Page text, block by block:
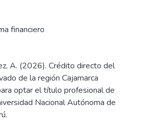
financiero
A. (2026). Crédito directo del
de la región Cajamarca
optar el título profesional de
Nacional Autónoma de